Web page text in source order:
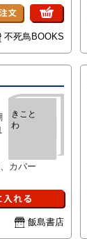
不死鳥BOOKS
きこと
わ
1
カバー
飯島書店